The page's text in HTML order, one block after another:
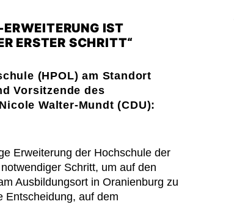
IST
ERSTER SCHRITT“
(HPOL) am Standort
Vorsitzende des
Walter-Mundt (CDU):
Erweiterung der Hochschule der
Schritt, um auf den
Ausbildungsort in Oranienburg zu
Entscheidung, auf dem